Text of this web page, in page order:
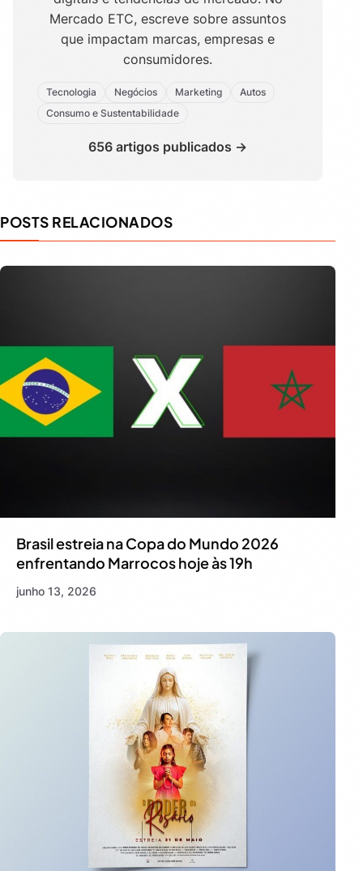
Mercado ETC, escreve sobre assuntos
que impactam marcas, empresas e
consumidores.
Tecnologia Negócios Marketing
Autos
Consumo e Sustentabilidade
656 artigos publicados →
POSTS RELACIONADOS
Brasil estreia na Copa do Mundo 2026
enfrentando Marrocos hoje às 19h
junho 13, 2026